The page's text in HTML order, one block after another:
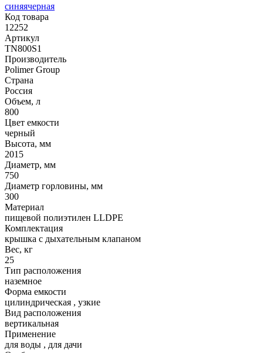
синяячерная
Код товара
12252
Артикул
TN800S1
Производитель
Polimer Group
Страна
Россия
Объем, л
800
Цвет емкости
черный
Высота, мм
2015
Диаметр, мм
750
Диаметр горловины, мм
300
Материал
пищевой полиэтилен LLDPE
Комплектация
крышка с дыхательным клапаном
Вес, кг
25
Тип расположения
наземное
Форма емкости
цилиндрическая , узкие
Вид расположения
вертикальная
Применение
для воды , для дачи